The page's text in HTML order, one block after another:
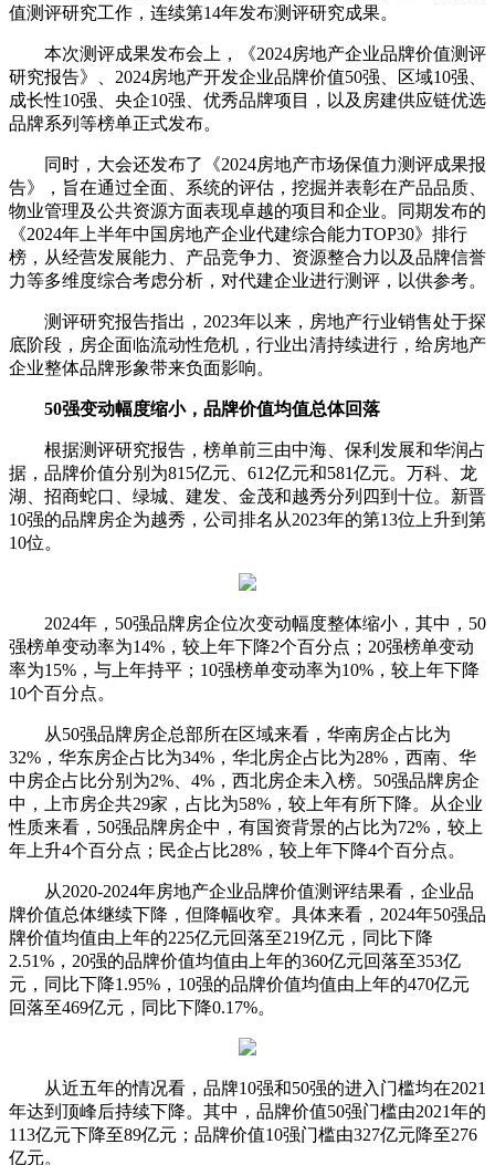
值测评研究工作，连续第14年发布测评研究成果。
本次测评成果发布会上，《2024房地产企业品牌价值测评
研究报告》、2024房地产开发企业品牌价值50强、区域10强、
成长性10强、央企10强、优秀品牌项目，以及房建供应链优选
品牌系列等榜单正式发布。
同时，大会还发布了《2024房地产市场保值力测评成果报
告》，旨在通过全面、系统的评估，挖掘并表彰在产品品质、
物业管理及公共资源方面表现卓越的项目和企业。同期发布的
《2024年上半年中国房地产企业代建综合能力TOP30》排行
榜，从经营发展能力、产品竞争力、资源整合力以及品牌信誉
力等多维度综合考虑分析，对代建企业进行测评，以供参考。
测评研究报告指出，2023年以来，房地产行业销售处于探
底阶段，房企面临流动性危机，行业出清持续进行，给房地产
企业整体品牌形象带来负面影响。
50强变动幅度缩小，品牌价值均值总体回落
根据测评研究报告，榜单前三由中海、保利发展和华润占
据，品牌价值分别为815亿元、612亿元和581亿元。万科、龙
湖、招商蛇口、绿城、建发、金茂和越秀分列四到十位。新晋
10强的品牌房企为越秀，公司排名从2023年的第13位上升到第
10位。
2024年，50强品牌房企位次变动幅度整体缩小，其中，50
强榜单变动率为14%，较上年下降2个百分点；20强榜单变动
率为15%，与上年持平；10强榜单变动率为10%，较上年下降
10个百分点。
从50强品牌房企总部所在区域来看，华南房企占比为
32%，华东房企占比为34%，华北房企占比为28%，西南、华
中房企占比分别为2%、4%，西北房企未入榜。50强品牌房企
中，上市房企共29家，占比为58%，较上年有所下降。从企业
性质来看，50强品牌房企中，有国资背景的占比为72%，较上
年上升4个百分点；民企占比28%，较上年下降4个百分点。
从2020-2024年房地产企业品牌价值测评结果看，企业品
牌价值总体继续下降，但降幅收窄。具体来看，2024年50强品
牌价值均值由上年的225亿元回落至219亿元，同比下降
2.51%，20强的品牌价值均值由上年的360亿元回落至353亿
元，同比下降1.95%，10强的品牌价值均值由上年的470亿元
回落至469亿元，同比下降0.17%。
从近五年的情况看，品牌10强和50强的进入门槛均在2021
年达到顶峰后持续下降。其中，品牌价值50强门槛由2021年的
113亿元下降至89亿元；品牌价值10强门槛由327亿元降至276
亿元。